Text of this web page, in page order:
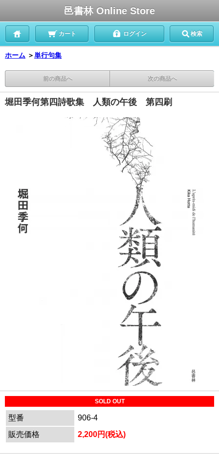
邑書林 Online Store
カート ログイン 検索
ホーム ＞単行句集
前の商品へ 次の商品へ
堀田季何第四詩歌集 人類の午後 第四刷
SOLD OUT
型番
906-4
販売価格
2,200円(税込)